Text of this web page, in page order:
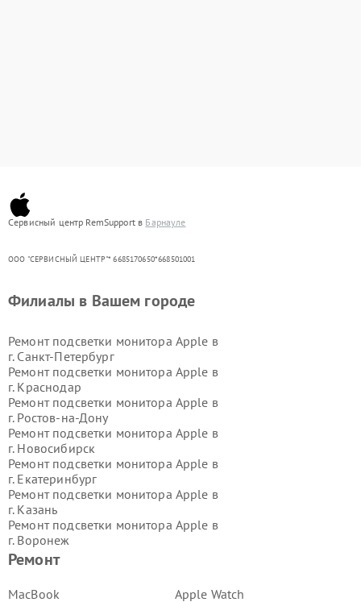
Сервисный центр RemSupport в Барнауле
ООО "СЕРВИСНЫЙ ЦЕНТР"* 6685170650*668501001
Ремонт
MacBook Apple Watch
Филиалы в Вашем городе
Ремонт подсветки монитора Apple в
г. Санкт-Петербург
Ремонт подсветки монитора Apple в
г. Краснодар
Ремонт подсветки монитора Apple в
г. Ростов-на-Дону
Ремонт подсветки монитора Apple в
г. Новосибирск
Ремонт подсветки монитора Apple в
г. Екатеринбург
Ремонт подсветки монитора Apple в
г. Казань
Ремонт подсветки монитора Apple в
г. Воронеж
Ремонт подсветки монитора Apple в
Ремонт подсветки монитора Apple в